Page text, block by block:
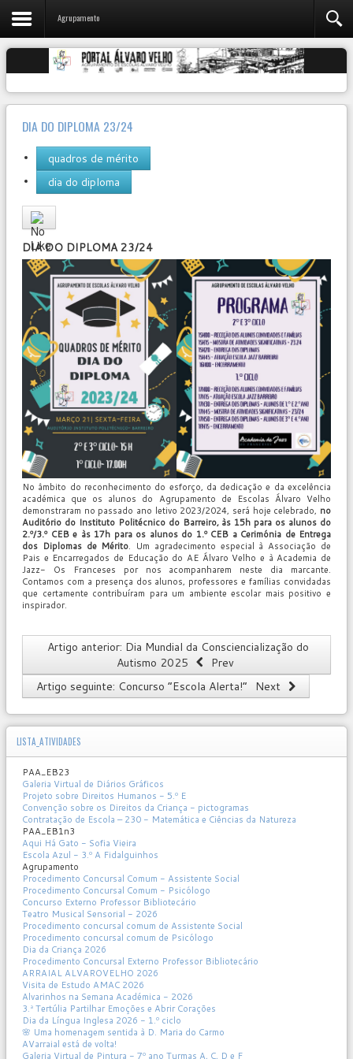
Agrupamento
DIA DO DIPLOMA 23/24
quadros de mérito
dia do diploma
Rating:
DIA DO DIPLOMA 23/24
No âmbito do reconhecimento do esforço, da dedicação e da excelência
académica que os alunos do Agrupamento de Escolas Álvaro Velho
demonstraram no passado ano letivo 2023/2024, será hoje celebrado, no
Auditório do Instituto Politécnico do Barreiro, às 15h para os alunos do
2.º/3.º CEB e às 17h para os alunos do 1.º CEB a Cerimónia de Entrega
dos Diplomas de Mérito. Um agradecimento especial à Associação de
Pais e Encarregados de Educação do AE Álvaro Velho e à Academia de
Jazz- Os Franceses por nos acompanharem neste dia marcante.
Contamos com a presença dos alunos, professores e famílias convidadas
que certamente contribuíram para um ambiente escolar mais positivo e
inspirador.
Artigo anterior: Dia Mundial da Consciencialização do
Autismo 2025
Prev
Artigo seguinte: Concurso “Escola Alerta!” Next
LISTA_ATIVIDADES
PAA_EB23
Galeria Virtual de Diários Gráficos
Projeto sobre Direitos Humanos - 5.º E
Convenção sobre os Direitos da Criança - pictogramas
Contratação de Escola – 230 - Matemática e Ciências da Natureza
PAA_EB1n3
Aqui Há Gato - Sofia Vieira
Escola Azul - 3.º A Fidalguinhos
Agrupamento
Procedimento Concursal Comum - Assistente Social
Procedimento Concursal Comum - Psicólogo
Concurso Externo Professor Bibliotecário
Teatro Musical Sensorial - 2026
Procedimento concursal comum de Assistente Social
Procedimento concursal comum de Psicólogo
Dia da Criança 2026
Procedimento Concursal Externo Professor Bibliotecário
ARRAIAL ALVAROVELHO 2026
Visita de Estudo AMAC 2026
Alvarinhos na Semana Académica - 2026
3.ª Tertúlia Partilhar Emoções e Abrir Corações
Dia da Língua Inglesa 2026 - 1.º ciclo
🌸 Uma homenagem sentida à D. Maria do Carmo
AVarraial está de volta!
Galeria Virtual de Pintura - 7º ano Turmas A, C, D e F